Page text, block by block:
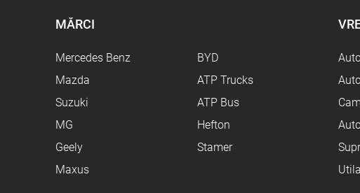
MĂRCI
Mercedes Benz
Mazda
Suzuki
MG
Geely
Maxus
BYD
ATP Trucks
ATP Bus
Hefton
Stamer